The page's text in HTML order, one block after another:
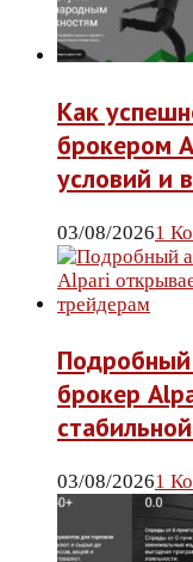
Как
брокером
условий и
03/08/20261
брокер
03/08/20261